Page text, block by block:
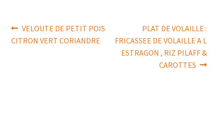
Navigation
de
Article
précédent :
VELOUTE DE PETIT POIS
CITRON VERT CORIANDRE
Article
suivant :
PLAT DE VOLAILLE :
FRICASSEE DE VOLAILLE A L
ESTRAGON , RIZ PILAFF &
CAROTTES